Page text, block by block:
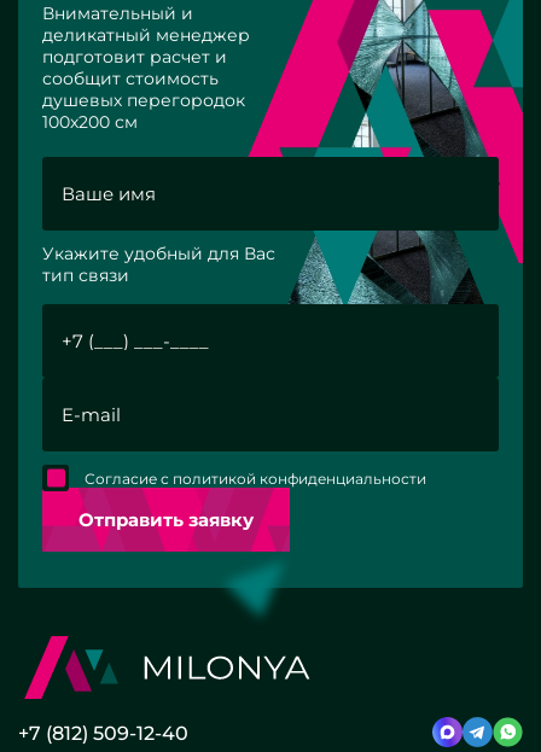
Внимательный и
деликатный менеджер
подготовит расчет и
сообщит стоимость
душевых перегородок
100х200 см
Укажите удобный для Вас
тип связи
Отправить заявку
Согласие с политикой конфиденциальности
+7 (812) 509-12-40